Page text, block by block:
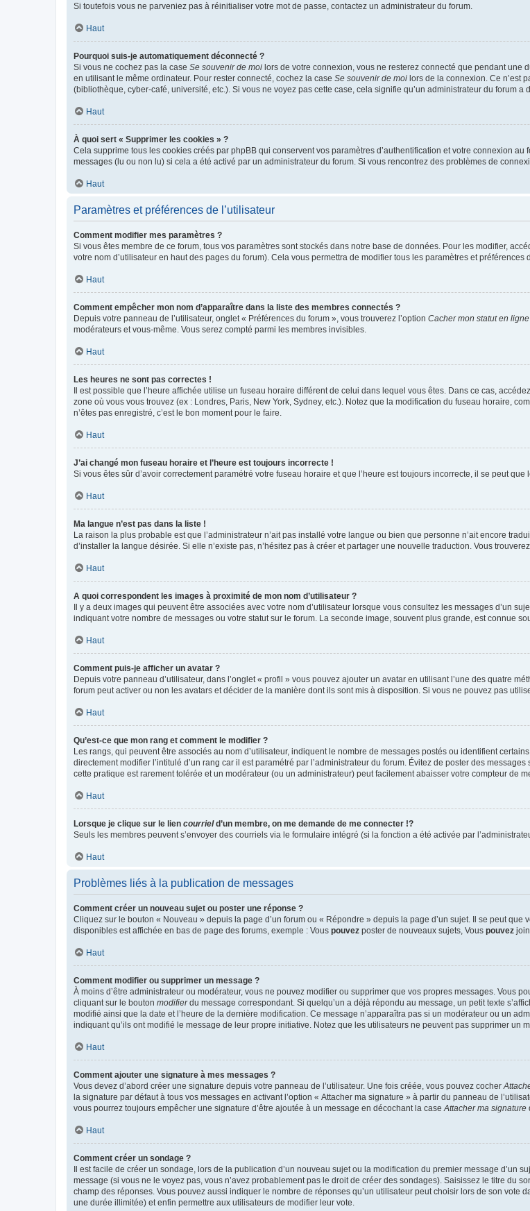
Si toutefois vous ne parveniez pas à réinitialiser votre mot de passe, contactez un administrateur du forum.
Haut
Pourquoi suis-je automatiquement déconnecté ?
Si vous ne cochez pas la case Se souvenir de moi lors de votre connexion, vous ne resterez connecté que pendant une
en utilisant le même ordinateur. Pour rester connecté, cochez la case Se souvenir de moi lors de la connexion. Ce n’est
(bibliothèque, cyber-café, université, etc.). Si vous ne voyez pas cette case, cela signifie qu’un administrateur du forum a
Haut
À quoi sert « Supprimer les cookies » ?
Cela supprime tous les cookies créés par phpBB qui conservent vos paramètres d’authentification et votre connexion
messages (lu ou non lu) si cela a été activé par un administrateur du forum. Si vous rencontrez des problèmes de
Haut
Paramètres et préférences de l’utilisateur
Comment modifier mes paramètres ?
Si vous êtes membre de ce forum, tous vos paramètres sont stockés dans notre base de données. Pour les modifier,
votre nom d’utilisateur en haut des pages du forum). Cela vous permettra de modifier tous les paramètres et préférences
Haut
Comment empêcher mon nom d’apparaître dans la liste des membres connectés ?
Depuis votre panneau de l’utilisateur, onglet « Préférences du forum », vous trouverez l’option Cacher mon statut en ligne
modérateurs et vous-même. Vous serez compté parmi les membres invisibles.
Haut
Les heures ne sont pas correctes !
Il est possible que l’heure affichée utilise un fuseau horaire différent de celui dans lequel vous êtes. Dans ce cas,
zone où vous vous trouvez (ex : Londres, Paris, New York, Sydney, etc.). Notez que la modification du fuseau horaire,
n’êtes pas enregistré, c’est le bon moment pour le faire.
Haut
J’ai changé mon fuseau horaire et l’heure est toujours incorrecte !
Si vous êtes sûr d’avoir correctement paramétré votre fuseau horaire et que l’heure est toujours incorrecte, il se peut
Haut
Ma langue n’est pas dans la liste !
La raison la plus probable est que l’administrateur n’ait pas installé votre langue ou bien que personne n’ait encore
d’installer la langue désirée. Si elle n’existe pas, n’hésitez pas à créer et partager une nouvelle traduction. Vous
Haut
A quoi correspondent les images à proximité de mon nom d’utilisateur ?
Il y a deux images qui peuvent être associées avec votre nom d’utilisateur lorsque vous consultez les messages d’un
indiquant votre nombre de messages ou votre statut sur le forum. La seconde image, souvent plus grande, est connue
Haut
Comment puis-je afficher un avatar ?
Depuis votre panneau d’utilisateur, dans l’onglet « profil » vous pouvez ajouter un avatar en utilisant l’une des quatre
forum peut activer ou non les avatars et décider de la manière dont ils sont mis à disposition. Si vous ne pouvez pas
Haut
Qu’est-ce que mon rang et comment le modifier ?
Les rangs, qui peuvent être associés au nom d’utilisateur, indiquent le nombre de messages postés ou identifient
directement modifier l’intitulé d’un rang car il est paramétré par l’administrateur du forum. Évitez de poster des
cette pratique est rarement tolérée et un modérateur (ou un administrateur) peut facilement abaisser votre compteur de
Haut
Lorsque je clique sur le lien courrield’un membre, on me demande de me connecter !?
Seuls les membres peuvent s’envoyer des courriels via le formulaire intégré (si la fonction a été activée par
Haut
Problèmes liés à la publication de messages
Comment créer un nouveau sujet ou poster une réponse ?
Cliquez sur le bouton « Nouveau » depuis la page d’un forum ou « Répondre » depuis la page d’un sujet. Il se peut
disponibles est affichée en bas de page des forums, exemple : Vous pouvez poster de nouveaux sujets, Vous pouvez
Haut
Comment modifier ou supprimer un message ?
À moins d’être administrateur ou modérateur, vous ne pouvez modifier ou supprimer que vos propres messages. Vous
cliquant sur le bouton modifierdu message correspondant. Si quelqu’un a déjà répondu au message, un petit texte
modifié ainsi que la date et l’heure de la dernière modification. Ce message n’apparaîtra pas si un modérateur ou un
indiquant qu’ils ont modifié le message de leur propre initiative. Notez que les utilisateurs ne peuvent pas supprimer un
Haut
Comment ajouter une signature à mes messages ?
Vous devez d’abord créer une signature depuis votre panneau de l’utilisateur. Une fois créée, vous pouvez cocher
la signature par défaut à tous vos messages en activant l’option « Attacher ma signature » à partir du panneau de
vous pourrez toujours empêcher une signature d’être ajoutée à un message en décochant la case Attacher ma signature
Haut
Comment créer un sondage ?
Il est facile de créer un sondage, lors de la publication d’un nouveau sujet ou la modification du premier message d’un
message (si vous ne le voyez pas, vous n’avez probablement pas le droit de créer des sondages). Saisissez le titre du
champ des réponses. Vous pouvez aussi indiquer le nombre de réponses qu’un utilisateur peut choisir lors de son vote
une durée illimitée) et enfin permettre aux utilisateurs de modifier leur vote.